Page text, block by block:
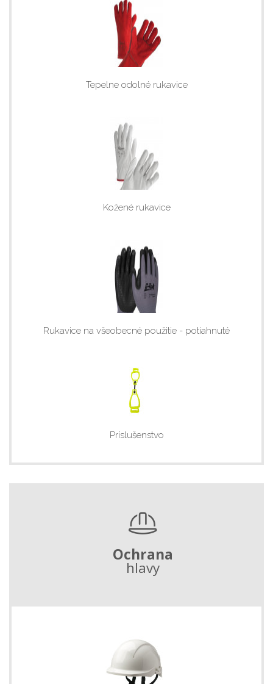
Tepelne odolné rukavice
Kožené rukavice
Rukavice na všeobecné použitie - potiahnuté
Príslušenstvo
Ochrana
hlavy